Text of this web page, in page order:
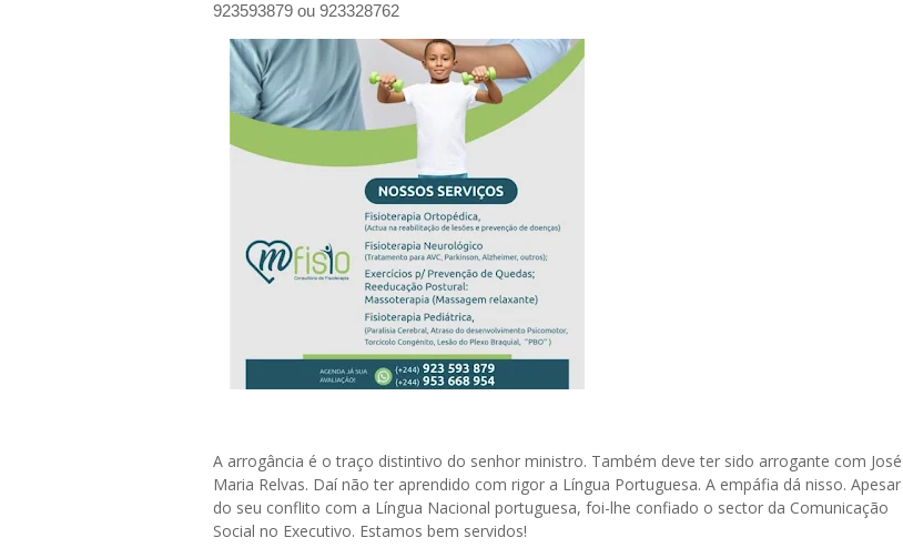
923593879 ou 923328762
A arrogância é o traço distintivo do senhor ministro. Também deve ter sido arrogante com José
Maria Relvas. Daí não ter aprendido com rigor a Língua Portuguesa. A empáfia dá nisso. Apesar
do seu conflito com a Língua Nacional portuguesa, foi-lhe confiado o sector da Comunicação
Social no Executivo. Estamos bem servidos!